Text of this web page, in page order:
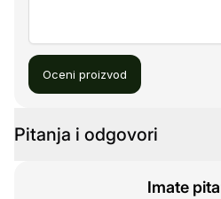
Oceni proizvod
Pitanja i odgovori
Imate